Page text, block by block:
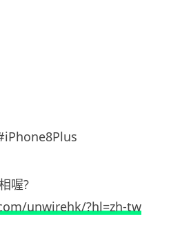
喔?
unwirehk/?hl=zh-tw